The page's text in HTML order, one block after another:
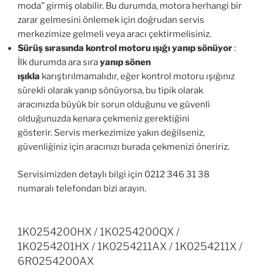
moda” girmiş olabilir. Bu durumda, motora herhangi bir
zarar gelmesini önlemek için doğrudan servis
merkezimize gelmeli veya aracı çektirmelisiniz.
Sürüş sırasında kontrol motoru ışığı yanıp sönüyor:
İlk durumda ara sırayanıp sönen
ışıkla karıştırılmamalıdır, eğer kontrol motoru ışığınız
sürekli olarak yanıp sönüyorsa, bu tipik olarak
aracınızda büyük bir sorun olduğunu ve güvenli
olduğunuzda kenara çekmeniz gerektiğini
gösterir. Servis merkezimize yakın değilseniz,
güvenliğiniz için aracınızı burada çekmenizi öneririz.
Servisimizden detaylı bilgi için 0212 346 31 38
numaralı telefondan bizi arayın.
1K0254200HX / 1K0254200QX /
1K0254201HX / 1K0254211AX / 1K0254211X /
6R0254200AX